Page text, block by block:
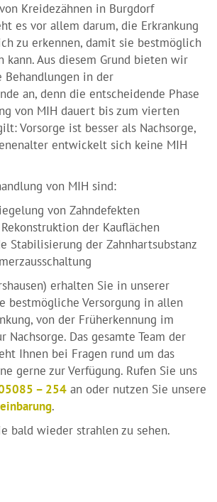
Kreidezähnen in Burgdorf
es vor allem darum, die Erkrankung
zu erkennen, damit sie bestmöglich
kann. Aus diesem Grund bieten wir
in der
an, denn die entscheidende Phase
von MIH dauert bis zum vierten
Vorsorge ist besser als Nachsorge,
entwickelt sich keine MIH
von MIH sind:
von Zahndefekten
der Kauflächen
Stabilisierung der Zahnhartsubstanz
erhalten Sie in unserer
bestmögliche Versorgung in allen
von der Früherkennung im
Nachsorge. Das gesamte Team der
Ihnen bei Fragen rund um das
gerne zur Verfügung. Rufen Sie uns
– 254 an oder nutzen Sie unsere
.
bald wieder strahlen zu sehen.